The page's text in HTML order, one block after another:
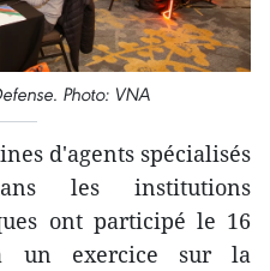
Photo: VNA
d'agents spécialisés
les institutions
ont participé le 16
un exercice sur la